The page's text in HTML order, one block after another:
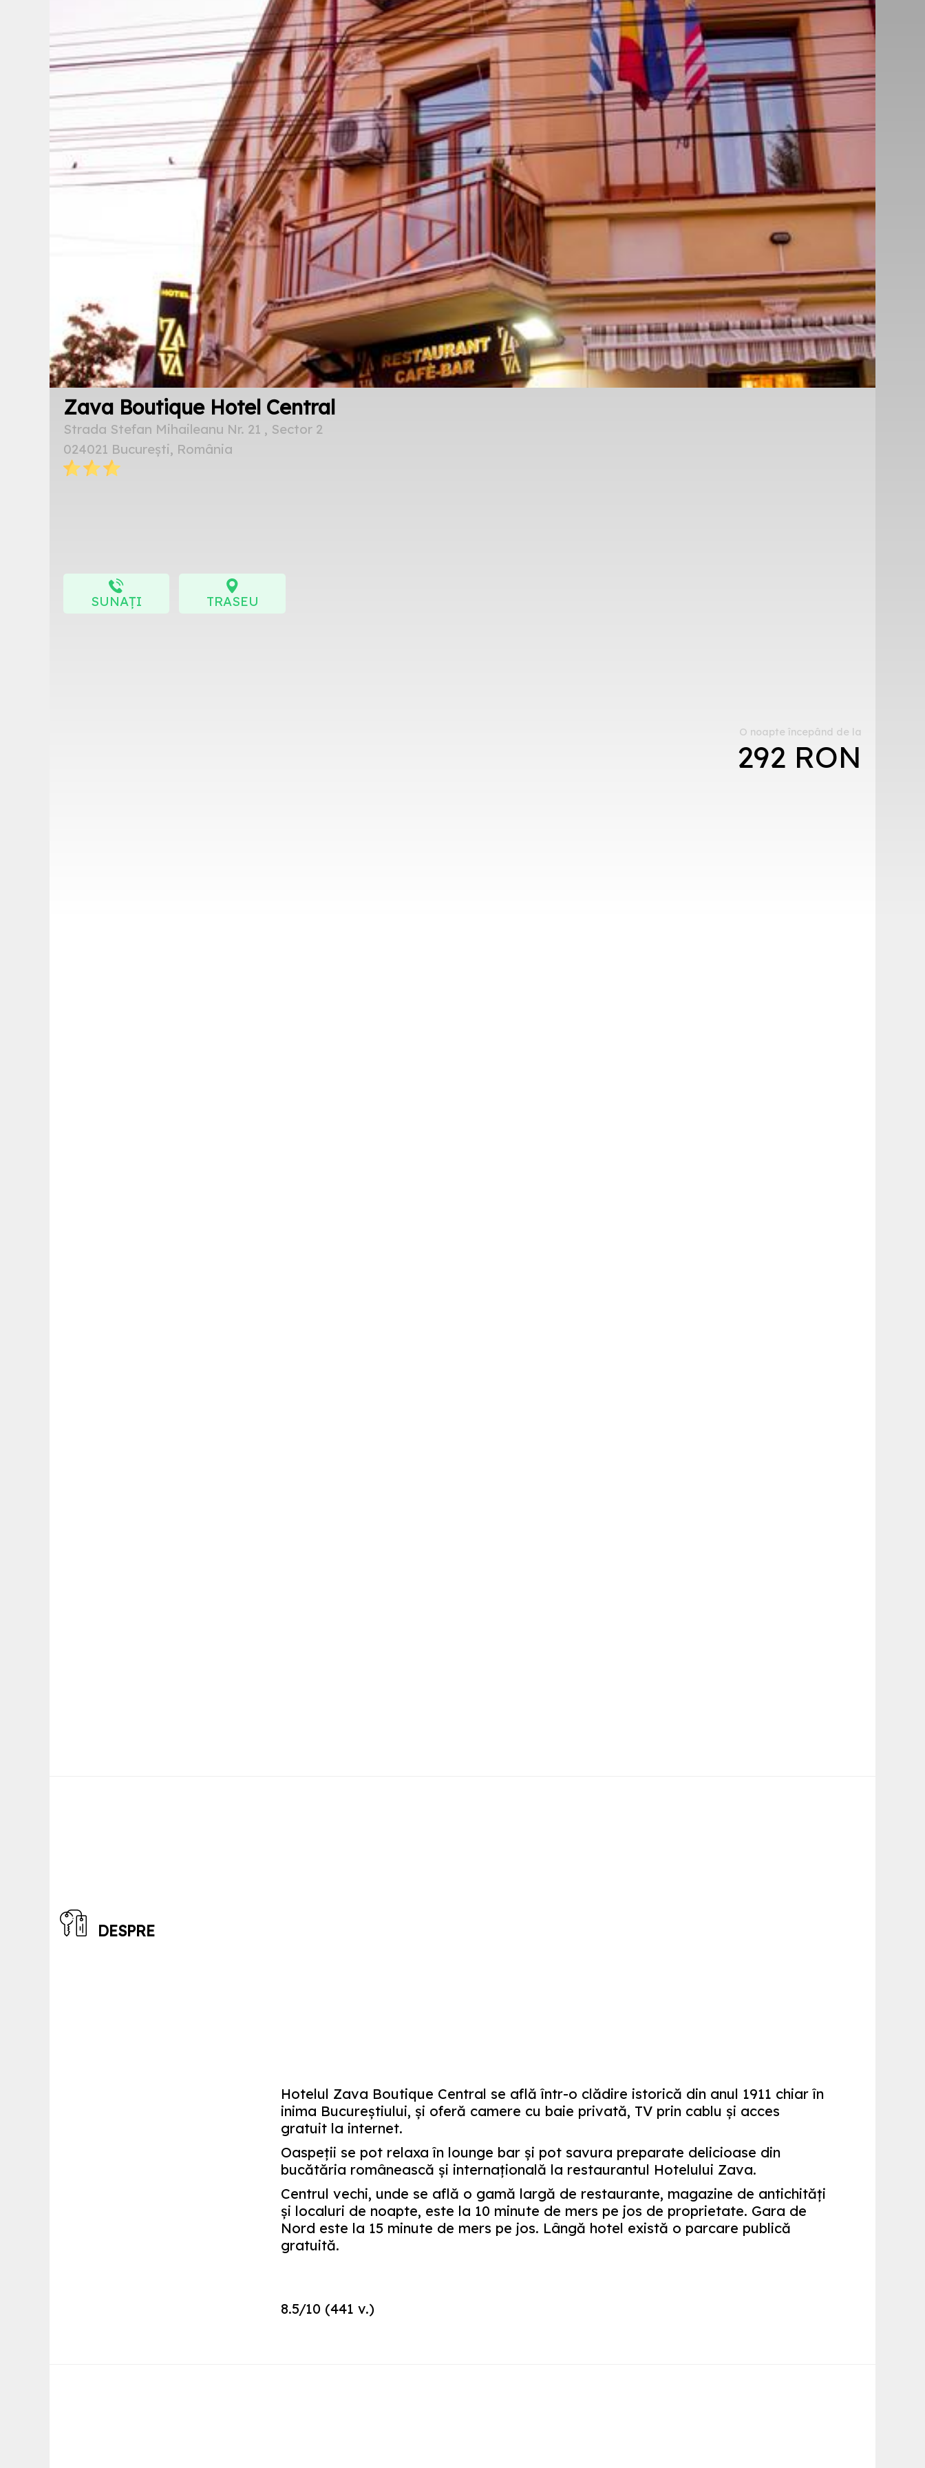
Zava Boutique Hotel Central
Strada Stefan Mihaileanu Nr. 21 , Sector 2
024021 București, România
SUNAȚI TRASEU
O noapte începând de la
292 RON
DESPRE
Hotelul Zava Boutique Central se află într-o clădire istorică din anul 1911 chiar în
inima Bucureştiului, şi oferă camere cu baie privată, TV prin cablu şi acces
gratuit la internet.
Oaspeţii se pot relaxa în lounge bar şi pot savura preparate delicioase din
bucătăria românească şi internaţională la restaurantul Hotelului Zava.
Centrul vechi, unde se află o gamă largă de restaurante, magazine de antichităţi
şi localuri de noapte, este la 10 minute de mers pe jos de proprietate. Gara de
Nord este la 15 minute de mers pe jos. Lângă hotel există o parcare publică
gratuită.
8.5/10 (441 v.)